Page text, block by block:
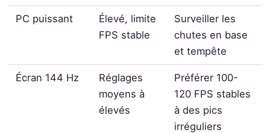
PC puissant
Élevé, limite
FPS stable
Surveiller les
chutes en base
et tempête
Écran 144 Hz
Réglages
moyens à
élevés
Préférer 100-
120 FPS stables
à des pics
irréguliers